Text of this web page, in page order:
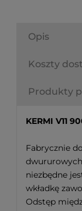
Opis
Koszty
w koszyku i
produktów
Produkty
KERMI V11
Fabrycznie
niezbędne
wkładkę
Odstęp